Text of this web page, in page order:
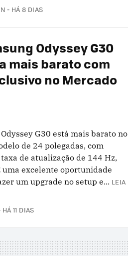
HÁ 8 DIAS
Odyssey G30
mais barato com
no Mercado
G30 está mais barato no
de 24 polegadas, com
de atualização de 144 Hz,
uma excelente oportunidade
um upgrade no setup e... LEIA
HÁ 11 DIAS